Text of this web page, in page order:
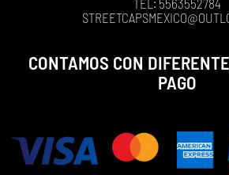
TEL: 5563552784
CONTAMOS CON
PAGO